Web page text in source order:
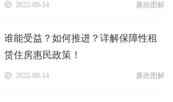
2022-09-14 廉政图解
谁能受益？如何推进？详解保障性租
赁住房惠民政策！
2022-09-14 廉政图解